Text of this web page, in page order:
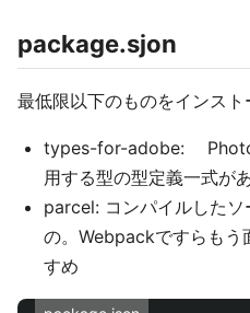
package.sjon
最低限以下のものをインスト
types-for-adobe:
用する型の型定義一式が
parcel: コンパイルした
の。Webpackですらもう
すめ